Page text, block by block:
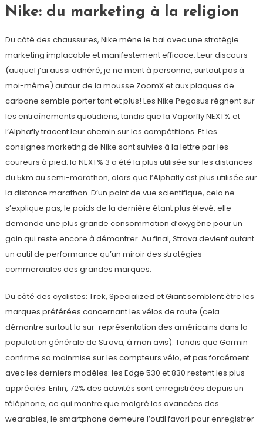
Nike: du marketing à la religion
Du côté des chaussures, Nike mène le bal avec une stratégie
marketing implacable et manifestement efficace. Leur discours
(auquel j’ai aussi adhéré, je ne ment à personne, surtout pas à
moi-même) autour de la mousse ZoomX et aux plaques de
carbone semble porter tant et plus! Les Nike Pegasus règnent sur
les entraînements quotidiens, tandis que la Vaporfly NEXT% et
l’Alphafly tracent leur chemin sur les compétitions. Et les
consignes marketing de Nike sont suivies à la lettre par les
coureurs à pied: la NEXT% 3 a été la plus utilisée sur les distances
du 5km au semi-marathon, alors que l’Alphafly est plus utilisée sur
la distance marathon. D’un point de vue scientifique, cela ne
s’explique pas, le poids de la dernière étant plus élevé, elle
demande une plus grande consommation d’oxygène pour un
gain qui reste encore à démontrer. Au final, Strava devient autant
un outil de performance qu’un miroir des stratégies
commerciales des grandes marques.
Du côté des cyclistes: Trek, Specialized et Giant semblent être les
marques préférées concernant les vélos de route (cela
démontre surtout la sur-représentation des américains dans la
population générale de Strava, à mon avis). Tandis que Garmin
confirme sa mainmise sur les compteurs vélo, et pas forcément
avec les derniers modèles: les Edge 530 et 830 restent les plus
appréciés. Enfin, 72% des activités sont enregistrées depuis un
téléphone, ce qui montre que malgré les avancées des
wearables, le smartphone demeure l’outil favori pour enregistrer